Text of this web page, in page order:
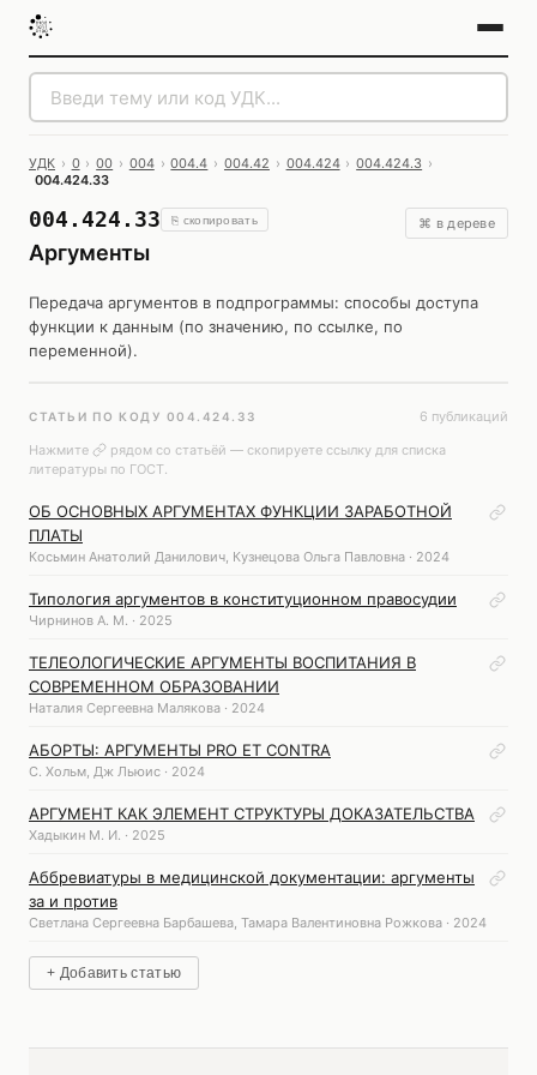
УДК › 0 › 00 › 004 › 004.4 › 004.42 › 004.424 › 004.424.3 ›
004.424.33
004.424.33 ⎘ скопировать
Аргументы
⌘ в дереве
Передача аргументов в подпрограммы: способы доступа
функции к данным (по значению, по ссылке, по
переменной).
СТАТЬИ ПО КОДУ 004.424.33
6 публикаций
Нажмите
рядом со статьёй — скопируете ссылку для списка
литературы по ГОСТ.
ОБ ОСНОВНЫХ АРГУМЕНТАХ ФУНКЦИИ ЗАРАБОТНОЙ
ПЛАТЫ
Косьмин Анатолий Данилович, Кузнецова Ольга Павловна · 2024
Типология аргументов в конституционном правосудии
Чирнинов А. М. · 2025
ТЕЛЕОЛОГИЧЕСКИЕ АРГУМЕНТЫ ВОСПИТАНИЯ В
СОВРЕМЕННОМ ОБРАЗОВАНИИ
Наталия Сергеевна Малякова · 2024
АБОРТЫ: АРГУМЕНТЫ PRO ET CONTRA
C. Хольм, Дж Льюис · 2024
АРГУМЕНТ КАК ЭЛЕМЕНТ СТРУКТУРЫ ДОКАЗАТЕЛЬСТВА
Хадыкин М. И. · 2025
Аббревиатуры в медицинской документации: аргументы
за и против
Светлана Сергеевна Барбашева, Тамара Валентиновна Рожкова · 2024
+ Добавить статью